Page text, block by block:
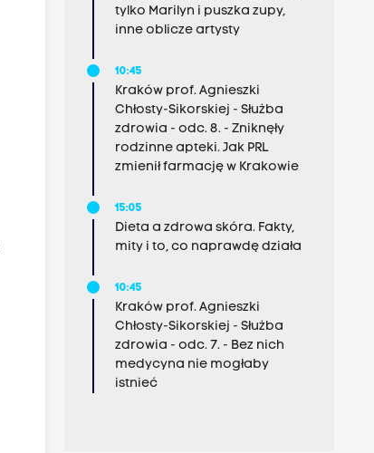
tylko Marilyn i puszka zupy,
inne oblicze artysty
10:45
Kraków prof. Agnieszki
Chłosty-Sikorskiej - Służba
zdrowia - odc. 8. - Zniknęły
rodzinne apteki. Jak PRL
zmienił farmację w Krakowie
15:05
Dieta a zdrowa skóra. Fakty,
mity i to, co naprawdę działa
10:45
Kraków prof. Agnieszki
Chłosty-Sikorskiej - Służba
zdrowia - odc. 7. - Bez nich
medycyna nie mogłaby
istnieć